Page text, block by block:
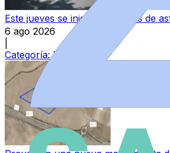
Este jueves se inician las obras de
6 ago 2026
Categoría:Local